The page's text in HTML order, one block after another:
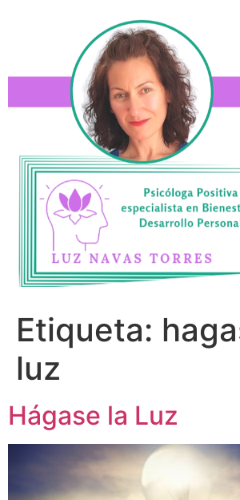
Etiqueta:
luz
Hágase la Luz